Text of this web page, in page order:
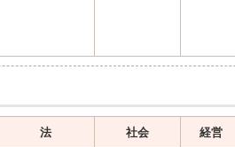
法 社会 経営